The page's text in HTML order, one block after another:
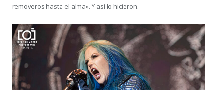
removeros hasta el alma». Y así lo hicieron.